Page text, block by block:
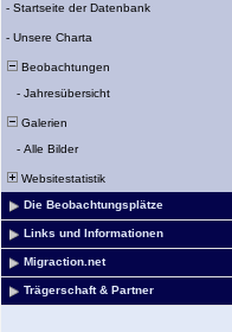
- Startseite der Datenbank
- Unsere Charta
Beobachtungen
- Jahresübersicht
Galerien
- Alle Bilder
Websitestatistik
Die Beobachtungsplätze
Links und Informationen
Migraction.net
Trägerschaft & Partner